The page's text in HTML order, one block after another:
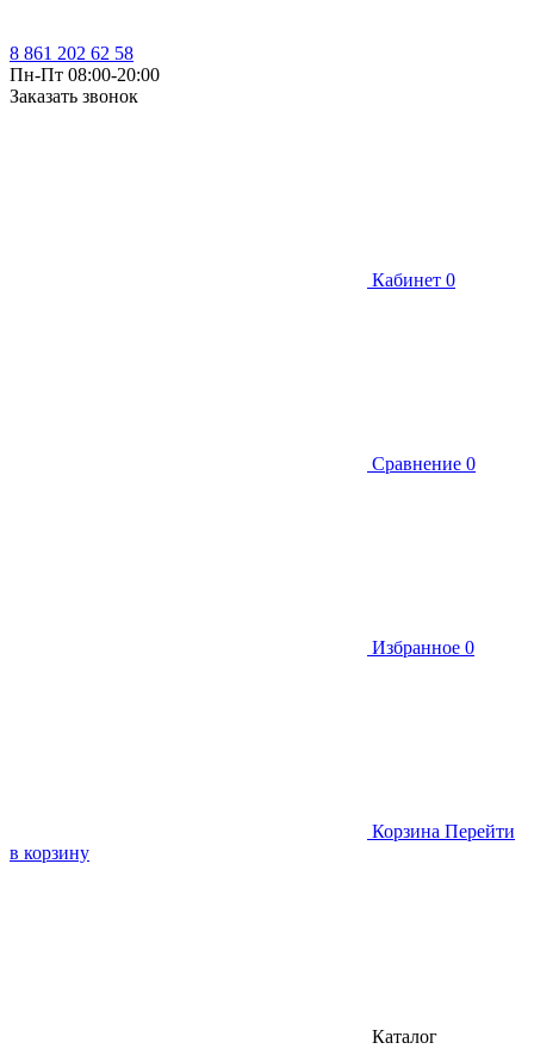
8 861 202 62 58
Пн-Пт 08:00-20:00
Заказать звонок
Кабинет 0
Сравнение 0
Избранное 0
Корзина Перейти
в корзину
Каталог